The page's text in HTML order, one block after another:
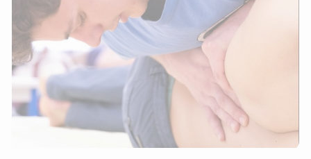
Formation ostéopathie
Présentation, Horaires et tarifs